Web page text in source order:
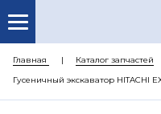
Главная Каталог запчастей
Гусеничный экскаватор HITACHI